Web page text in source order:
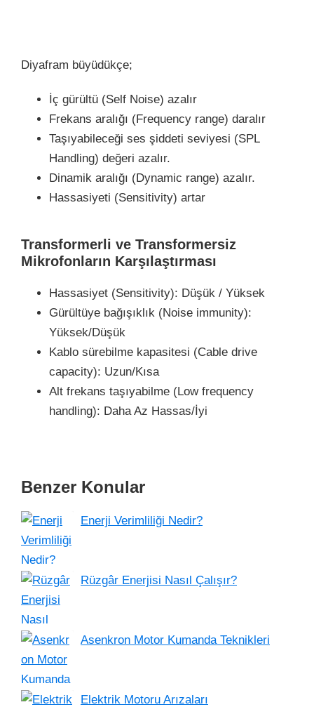
Diyafram büyüdükçe;
İç gürültü (Self Noise) azalır
Frekans aralığı (Frequency range) daralır
Taşıyabileceği ses şiddeti seviyesi (SPL
Handling) değeri azalır.
Dinamik aralığı (Dynamic range) azalır.
Hassasiyeti (Sensitivity) artar
Transformerli ve Transformersiz
Mikrofonların Karşılaştırması
Hassasiyet (Sensitivity): Düşük / Yüksek
Gürültüye bağışıklık (Noise immunity):
Yüksek/Düşük
Kablo sürebilme kapasitesi (Cable drive
capacity): Uzun/Kısa
Alt frekans taşıyabilme (Low frequency
handling): Daha Az Hassas/İyi
Benzer Konular
Enerji Verimliliği Nedir?
Rüzgâr Enerjisi Nasıl Çalışır?
Asenkron Motor Kumanda Teknikleri
Elektrik Motoru Arızaları